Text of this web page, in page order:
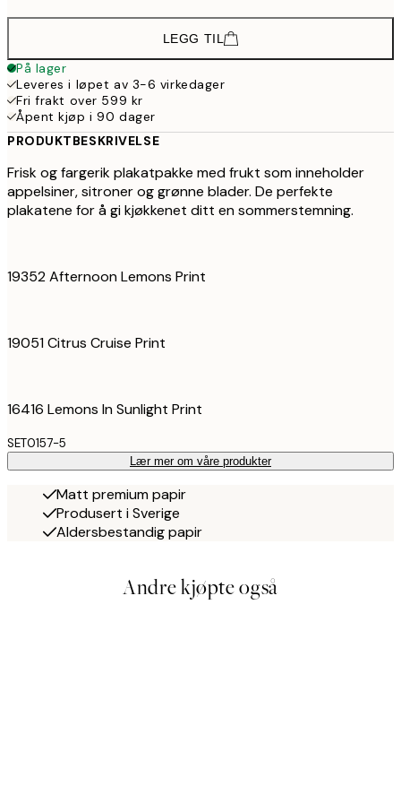
LEGG TIL
På lager
Leveres i løpet av 3-6 virkedager
Fri frakt over 599 kr
Åpent kjøp i 90 dager
PRODUKTBESKRIVELSE
Frisk og fargerik plakatpakke med frukt som inneholder
appelsiner, sitroner og grønne blader. De perfekte
plakatene for å gi kjøkkenet ditt en sommerstemning.
19352 Afternoon Lemons Print
19051 Citrus Cruise Print
16416 Lemons In Sunlight Print
SET0157-5
Lær mer om våre produkter
Matt premium papir
Produsert i Sverige
Aldersbestandig papir
Andre kjøpte også